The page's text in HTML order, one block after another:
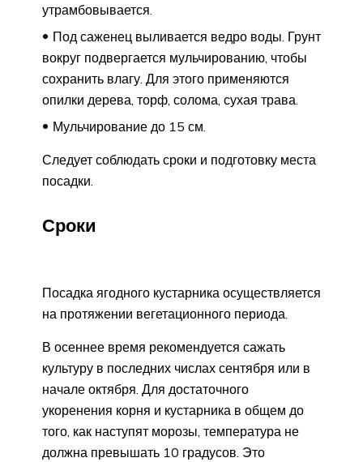
утрамбовывается.
Под саженец выливается ведро воды. Грунт
вокруг подвергается мульчированию, чтобы
сохранить влагу. Для этого применяются
опилки дерева, торф, солома, сухая трава.
Мульчирование до 15 см.
Следует соблюдать сроки и подготовку места
посадки.
Сроки
Посадка ягодного кустарника осуществляется
на протяжении вегетационного периода.
В осеннее время рекомендуется сажать
культуру в последних числах сентября или в
начале октября. Для достаточного
укоренения корня и кустарника в общем до
того, как наступят морозы, температура не
должна превышать 10 градусов. Это